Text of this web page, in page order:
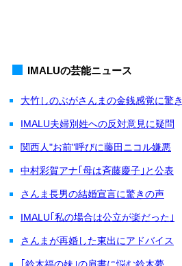
IMALUの芸能ニュース
大竹しのぶがさんまの金銭感覚に驚き
IMALU夫婦別姓への反対意見に疑問
関西人"お前"呼びに藤田ニコル嫌悪
中村彩賀アナ｢母は斉藤慶子｣と公表
さんま長男の結婚宣言に驚きの声
IMALU｢私の場合は公立が楽だった｣
さんまが再婚した東出にアドバイス